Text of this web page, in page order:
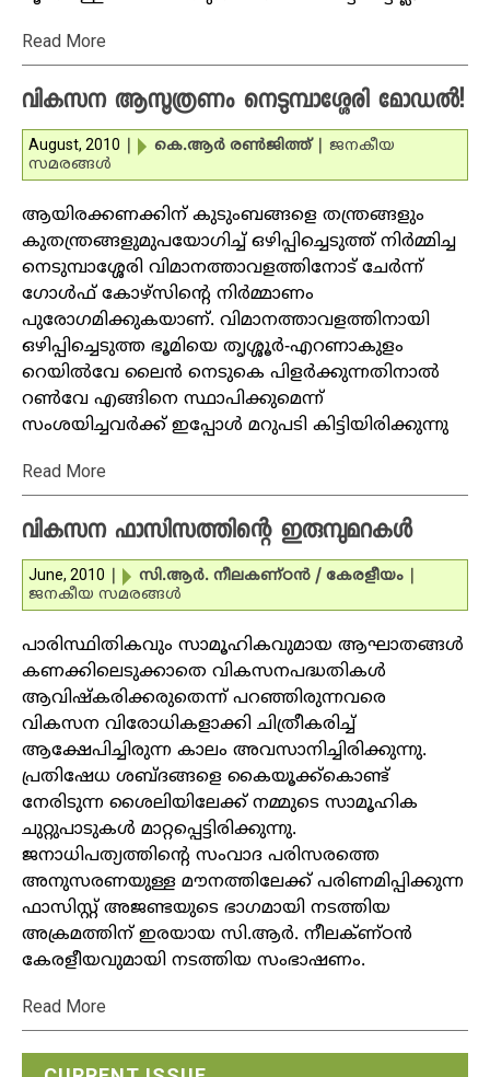
Read More
വികസന ആസൂത്രണം നെടുമ്പാശ്ശേരി മോഡല്‍!
August, 2010 കെ.ആര്‍ രണ്‍ജിത്ത്‌
ജനകീയ
സമരങ്ങള്‍
ആയിരക്കണക്കിന് കുടുംബങ്ങളെ തന്ത്രങ്ങളും
കുതന്ത്രങ്ങളുമുപയോഗിച്ച് ഒഴിപ്പിച്ചെടുത്ത് നിര്‍മ്മിച്ച
നെടുമ്പാശ്ശേരി വിമാനത്താവളത്തിനോട് ചേര്‍ന്ന്
ഗോള്‍ഫ് കോഴ്‌സിന്റെ നിര്‍മ്മാണം
പുരോഗമിക്കുകയാണ്. വിമാനത്താവളത്തിനായി
ഒഴിപ്പിച്ചെടുത്ത ഭൂമിയെ തൃശ്ശൂര്‍-എറണാകുളം
റെയില്‍വേ ലൈന്‍ നെടുകെ പിളര്‍ക്കുന്നതിനാല്‍
റണ്‍വേ എങ്ങിനെ സ്ഥാപിക്കുമെന്ന്
സംശയിച്ചവര്‍ക്ക് ഇപ്പോള്‍ മറുപടി കിട്ടിയിരിക്കുന്നു
Read More
വികസന ഫാസിസത്തിന്റെ ഇരുമ്പുമറകള്‍
June, 2010 സി.ആര്‍. നീലകണ്ഠന്‍ / കേരളീയം
ജനകീയ സമരങ്ങള്‍
പാരിസ്ഥിതികവും സാമൂഹികവുമായ ആഘാതങ്ങള്‍
കണക്കിലെടുക്കാതെ വികസനപദ്ധതികള്‍
ആവിഷ്‌കരിക്കരുതെന്ന് പറഞ്ഞിരുന്നവരെ
വികസന വിരോധികളാക്കി ചിത്രീകരിച്ച്
ആക്ഷേപിച്ചിരുന്ന കാലം അവസാനിച്ചിരിക്കുന്നു.
പ്രതിഷേധ ശബ്ദങ്ങളെ കൈയൂക്ക്‌കൊണ്ട്
നേരിടുന്ന ശൈലിയിലേക്ക് നമ്മുടെ സാമൂഹിക
ചുറ്റുപാടുകള്‍ മാറ്റപ്പെട്ടിരിക്കുന്നു.
ജനാധിപത്യത്തിന്റെ സംവാദ പരിസരത്തെ
അനുസരണയുള്ള മൗനത്തിലേക്ക് പരിണമിപ്പിക്കുന്ന
ഫാസിസ്റ്റ് അജണ്ടയുടെ ഭാഗമായി നടത്തിയ
അക്രമത്തിന് ഇരയായ സി.ആര്‍. നീലക്ണ്ഠന്‍
കേരളീയവുമായി നടത്തിയ സംഭാഷണം.
Read More